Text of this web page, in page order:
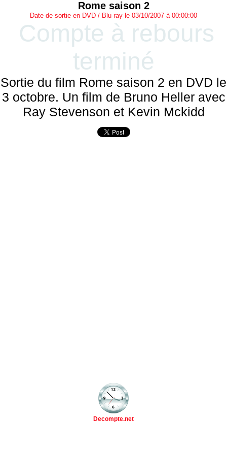
Rome saison 2
Date de sortie en DVD / Blu-ray le 03/10/2007 à 00:00:00
Compte à rebours
terminé
Sortie du film Rome saison 2 en DVD le
3 octobre. Un film de Bruno Heller avec
Ray Stevenson et Kevin Mckidd
Decompte.net